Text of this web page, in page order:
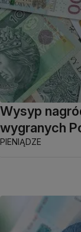
Wysyp
wygranych
PIENIĄDZE